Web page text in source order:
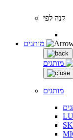
קנה לפי
מותגים
מותגים